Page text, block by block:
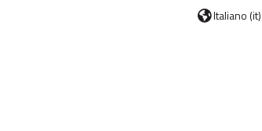
Italiano ‎(it)‎